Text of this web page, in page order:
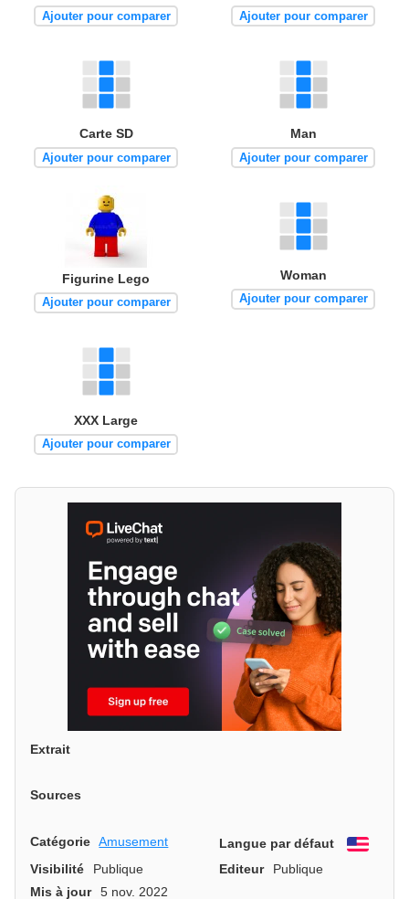
Ajouter pour comparer Ajouter pour comparer
Carte SD
Ajouter pour comparer
Man
Ajouter pour comparer
Figurine Lego
Ajouter pour comparer
Woman
Ajouter pour comparer
XXX Large
Ajouter pour comparer
Extrait
Sources
Catégorie Amusement Langue par défaut
Visibilité
Publique Editeur
Publique
Mis à jour
5 nov. 2022